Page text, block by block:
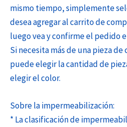
mismo tiempo, simplemente
desea agregar al carrito de
luego vea y confirme el pedido
Si necesita más de una pieza
puede elegir la cantidad de
elegir el color.
Sobre la impermeabilización:
* La clasificación de